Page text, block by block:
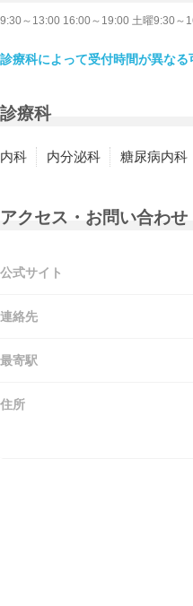
9:30～13:00 16:00～19:00 土曜
診療科によって受付時間が異な
診療科
内科 内分泌科 糖尿病内科
アクセス・お問い合わせ
公式サイト
連絡先
最寄駅
住所